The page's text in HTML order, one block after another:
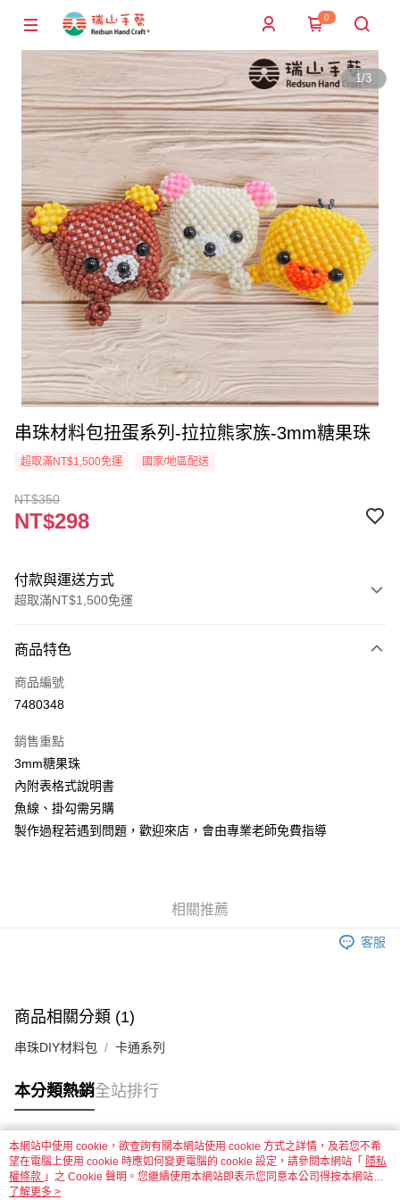
0
1/3
串珠材料包扭蛋系列-拉拉熊家族-3mm糖果珠
超取滿NT$1,500免運 國家/地區配送
NT$350
NT$298
付款與運送方式
超取滿NT$1,500免運
信用卡一次付款
超商取貨付款
街口支付
悠遊付
運送方式
宅配 新竹物流
國家/地區配送-香港(順豐快遞) 查看運費
商品特色
商品編號
7480348
銷售重點
3mm糖果珠
內附表格式說明書
魚線、掛勾需另購
製作過程若遇到問題，歡迎來店，會由專業老師免費指導
相關推薦
客服
商品相關分類 (1)
串珠DIY材料包 卡通系列
本分類熱銷全站排行
熱門標籤
本網站中使用 cookie，欲查詢有關本網站使用 cookie 方式之詳情，及若您不希
望在電腦上使用 cookie 時應如何變更電腦的 cookie 設定，請參閱本網站「 隱私
權條款 」之 Cookie 聲明。您繼續使用本網站即表示您同意本公司得按本網站使
用條款之 Cookie 聲明使用 cookie。
了解更多 >